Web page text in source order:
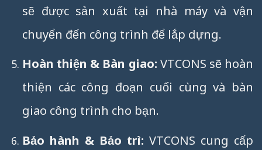
sẽ được sản xuất tại nhà máy và vận
chuyển đến công trình để lắp dựng.
Hoàn thiện & Bàn giao: VTCONS sẽ hoàn
thiện các công đoạn cuối cùng và bàn
giao công trình cho bạn.
Bảo hành & Bảo trì: VTCONS cung cấp